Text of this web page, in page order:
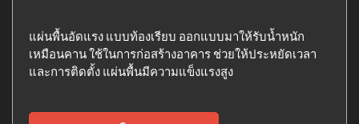
แผ่นพื้นอัดแรง แบบท้องเรียบ ออกแบบมาให้รับน้ำหนัก
เหมือนคาน ใช้ในการก่อสร้างอาคาร ช่วยให้ประหยัดเวลา
และการติดตั้ง แผ่นพื้นมีความแข็งแรงสูง